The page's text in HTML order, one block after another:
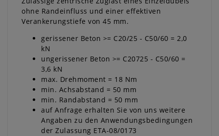
ohne Randeinfluss und einer effektiven
Verankerungstiefe von 45 mm.
gerissener Beton >= C20/25 - C50/60 = 2,0
kN
ungerissener Beton >= C20725 - C50/60 =
3,6 kN
max. Drehmoment = 18 Nm
min. Achsabstand = 50 mm
min. Randabstand = 50 mm
auf Anfrage erhalten Sie von uns weitere
Angaben zu den Anwendungsbedingungen
der Zulassung ETA-08/0173